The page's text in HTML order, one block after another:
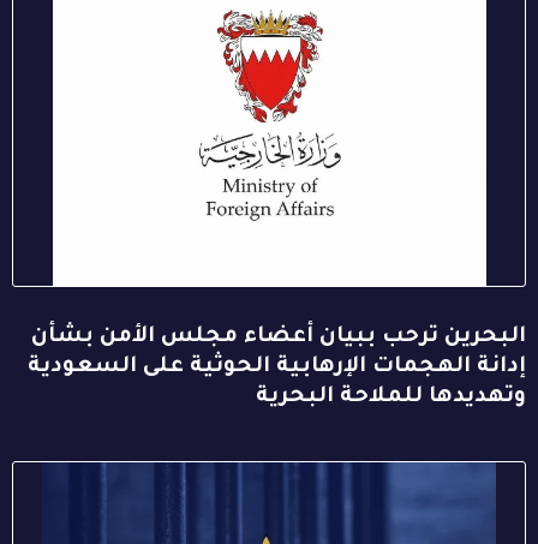
البحرين ترحب ببيان أعضاء مجلس الأمن بشأن
إدانة الهجمات الإرهابية الحوثية على السعودية
وتهديدها للملاحة البحرية